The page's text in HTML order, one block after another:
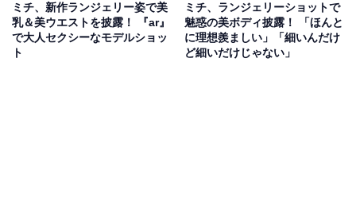
ミチ、新作ランジェリー姿で美
乳＆美ウエストを披露！ 『ar』
で大人セクシーなモデルショッ
ト
ミチ、ランジェリーショットで
魅惑の美ボディ披露！ 「ほんと
に理想羨ましい」「細いんだけ
ど細いだけじゃない」